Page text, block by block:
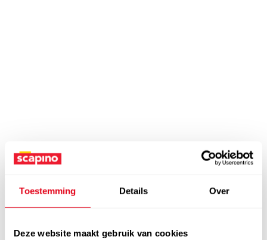
Toestemming Details Over
Deze website maakt gebruik van cookies